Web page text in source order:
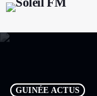
GUINÉE ACTUS